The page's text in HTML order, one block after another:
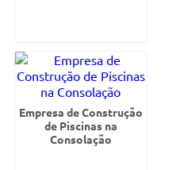
Empresa de Construção
de Piscinas na
Consolação